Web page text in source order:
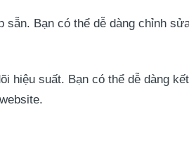
Bạn có thể dễ dàng chỉnh
hiệu suất. Bạn có thể dễ dàng